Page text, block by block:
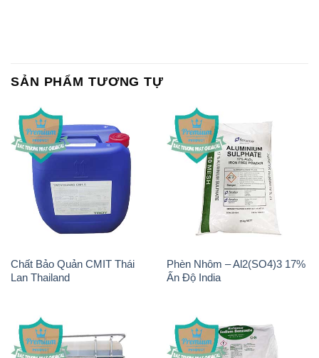
SẢN PHẨM TƯƠNG TỰ
Chất Bảo Quản CMIT Thái
Lan Thailand
Phèn Nhôm – Al2(SO4)3 17%
Ấn Độ India